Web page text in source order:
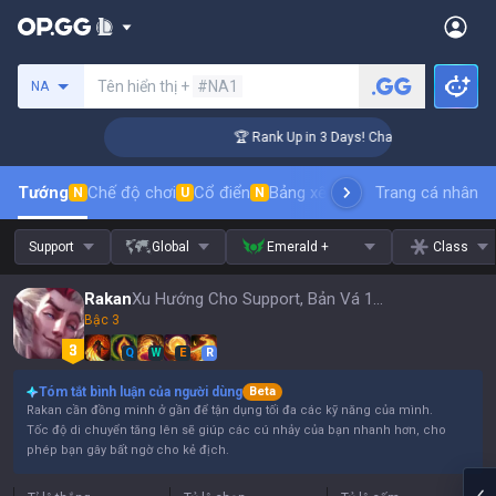
NA Tên hiển thị + #NA1
🏆 Rank Up in 3 Days! Challenger Coaching
Tướng N Chế độ chơi U Cổ điển N Bảng xếp hạng trang phụcthứ
Trang cá nhân
Support Global Emerald + Class
Rakan Xu Hướng Cho Support, Bản Vá 16.15
Bậc 3
Q W E R
Tóm tắt bình luận của người dùng Beta
Rakan cần đồng minh ở gần để tận dụng tối đa các kỹ năng của mình.
Tốc độ di chuyển tăng lên sẽ giúp các cú nhảy của bạn nhanh hơn, cho
phép bạn gây bất ngờ cho kẻ địch.